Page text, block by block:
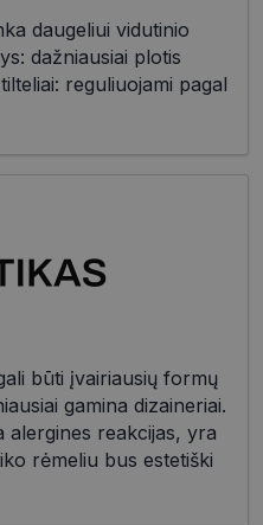
daugeliui vidutinio
dažniausiai plotis
reguliuojami pagal
būti įvairiausių formų
gamina dizaineriai.
alergines reakcijas, yra
rėmeliu bus estetiški